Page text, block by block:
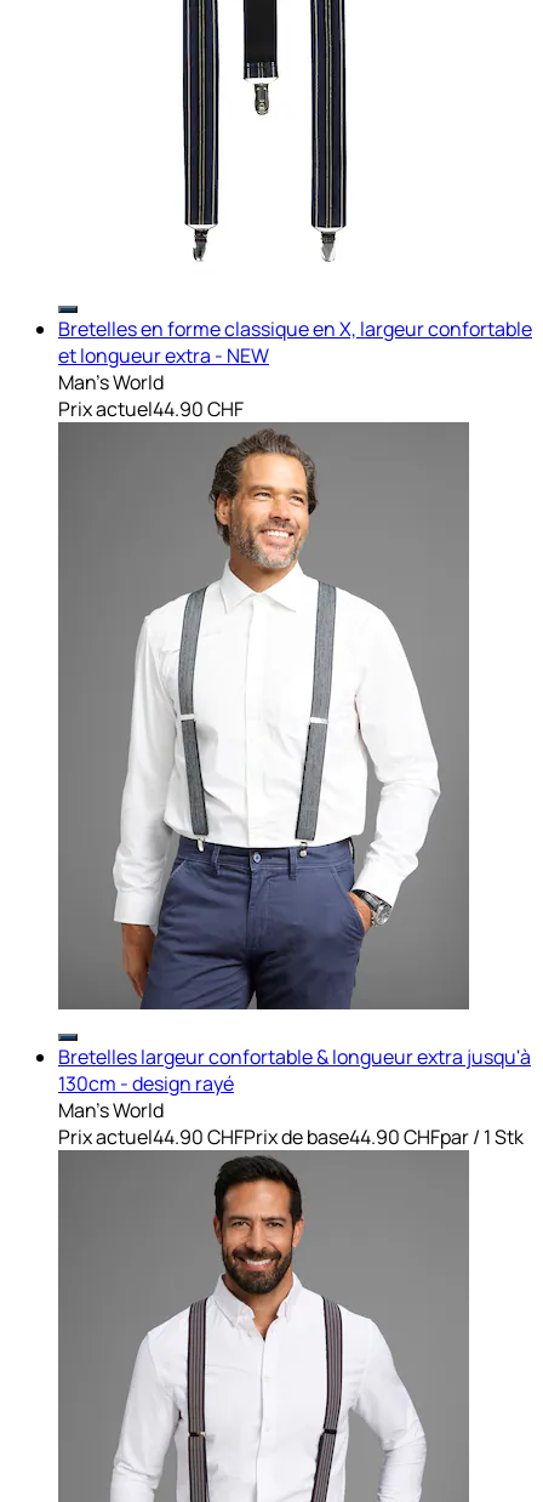
Bretelles en forme classique en X, largeur confortable
et longueur extra - NEW
Man's World
Prix actuel44.90 CHF
Bretelles largeur confortable & longueur extra jusqu'à
130cm - design rayé
Man's World
Prix actuel44.90 CHFPrix de base44.90 CHFpar/ 1 Stk